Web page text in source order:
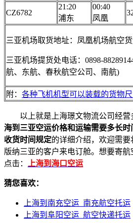
CZ6782
21:20
浦东
00:40
凤凰
三亚机场取货地址：凤凰机场航空
三亚机场提货处电话：0898-
航、东航、春秋航空公司、南航)
附： 各种飞机机型可以装载的货物
以上就是上海璟文物流公司经营
海到三亚空运价格和运输需要多长
收货时间规定的详细介绍，欢迎需
版纳三亚的客户来电订舱。想要寄
点击：
上海到海口空运
猜您喜欢：
上海到南充空运_南充航空托运
上海到阜阳空运_航空快递托运